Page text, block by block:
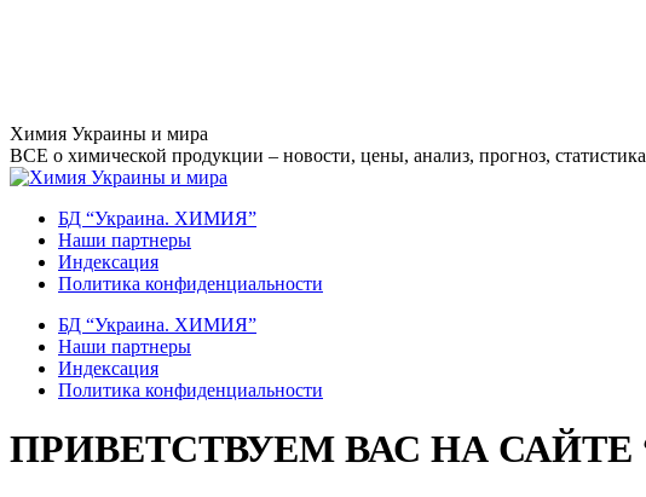
Перейти
к
содержанию
Химия Украины и мира
ВСЕ о химической продукции – новости, цены, анализ, прогноз, статистика
БД “Украина. ХИМИЯ”
Наши партнеры
Индексация
Политика конфиденциальности
БД “Украина. ХИМИЯ”
Наши партнеры
Индексация
Политика конфиденциальности
ПРИВЕТСТВУЕМ ВАС НА